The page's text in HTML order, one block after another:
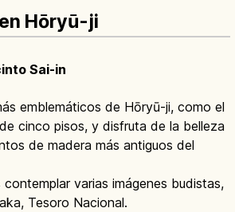
Hōryū-ji
Sai-in
emblemáticos de Hōryū-ji, como el
cinco pisos, y disfruta de la belleza
de madera más antiguos del
varias imágenes budistas,
Tesoro Nacional.